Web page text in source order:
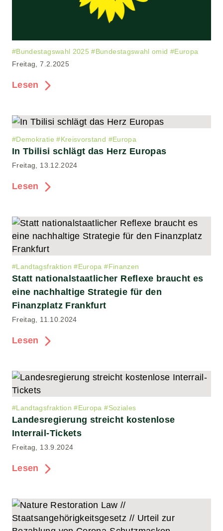
#Bundestagswahl 2025 #Bundestagswahl omid #Europa
Freitag, 7.2.2025
Lesen
#Demokratie #Kreisvorstand #Europa
In Tbilisi schlägt das Herz Europas
Freitag, 13.12.2024
Lesen
#Landtagsfraktion #Europa #Finanzen
Statt nationalstaatlicher Reflexe braucht es
eine nachhaltige Strategie für den
Finanzplatz Frankfurt
Freitag, 11.10.2024
Lesen
#Landtagsfraktion #Europa #Soziales
Landesregierung streicht kostenlose
Interrail-Tickets
Freitag, 13.9.2024
Lesen